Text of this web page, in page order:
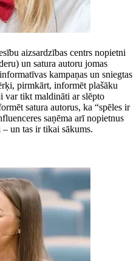
aizsardzības centrs nopietni
un satura autoru jomas
kampaņas un sniegtas
pirmkārt, informēt plašāku
var tikt maldināti ar slēpto
satura autorus, ka “spēles ir
saņēma arī nopietnus
un tas ir tikai sākums.